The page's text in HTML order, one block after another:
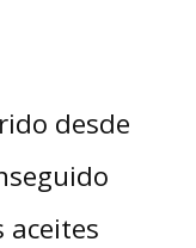
desde
aceites